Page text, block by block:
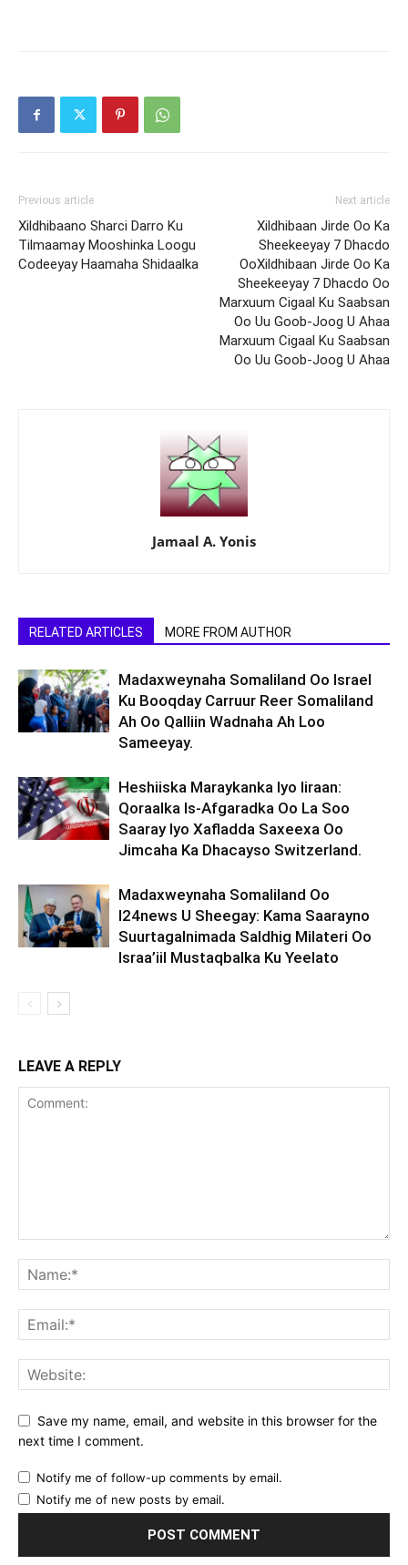
Previous article
Xildhibaano Sharci Darro Ku
Tilmaamay Mooshinka Loogu
Codeeyay Haamaha Shidaalka
Next article
Xildhibaan Jirde Oo Ka
Sheekeeyay 7 Dhacdo
OoXildhibaan Jirde Oo Ka
Sheekeeyay 7 Dhacdo Oo
Marxuum Cigaal Ku Saabsan
Oo Uu Goob-Joog U Ahaa
Marxuum Cigaal Ku Saabsan
Oo Uu Goob-Joog U Ahaa
Jamaal A. Yonis
RELATED ARTICLES MORE FROM AUTHOR
Madaxweynaha Somaliland Oo Israel
Ku Booqday Carruur Reer Somaliland
Ah Oo Qalliin Wadnaha Ah Loo
Sameeyay.
Heshiiska Maraykanka Iyo Iiraan:
Qoraalka Is-Afgaradka Oo La Soo
Saaray Iyo Xafladda Saxeexa Oo
Jimcaha Ka Dhacayso Switzerland.
Madaxweynaha Somaliland Oo
I24news U Sheegay: Kama Saarayno
Suurtagalnimada Saldhig Milateri Oo
Israa’iil Mustaqbalka Ku Yeelato
LEAVE A REPLY
Save my name, email, and website in this browser for the
next time I comment.
Notify me of follow-up comments by email.
Notify me of new posts by email.